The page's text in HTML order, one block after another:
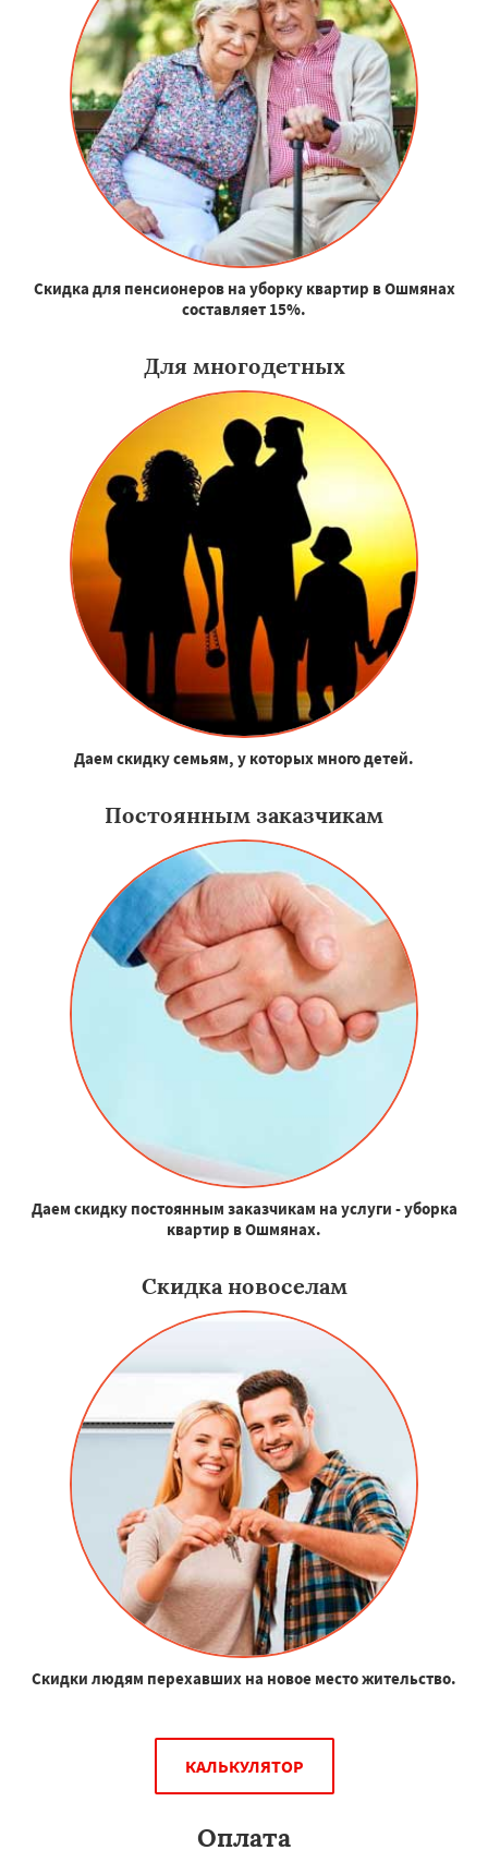
Скидка для пенсионеров на уборку квартир в Ошмянах
составляет 15%.
Для многодетных
Даем скидку семьям, у которых много детей.
Постоянным заказчикам
Даем скидку постоянным заказчикам на услуги - уборка
квартир в Ошмянах.
Скидка новоселам
Скидки людям перехавших на новое место жительство.
КАЛЬКУЛЯТОР
Оплата